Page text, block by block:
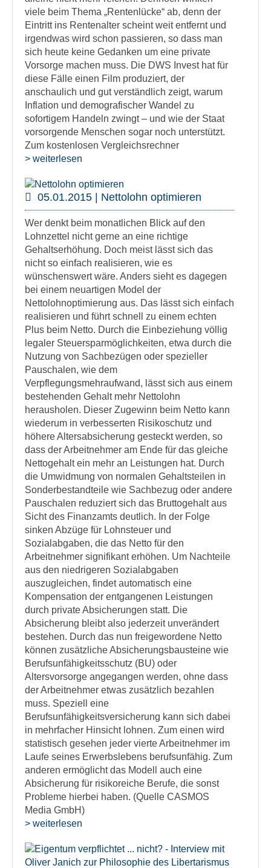
viele beim Thema „Rentenlücke“ ab, denn der
Eintritt ins Rentenalter scheint weit entfernt und
irgendwas wird schon passieren, so dass man
sich heute keine Gedanken um eine private
Vorsorge machen muss. Die DWS Invest hat für
diese Fälle einen Film produziert, der
anschaulich und gut verständlich zeigt, warum
Inflation und demografischer Wandel zu
sofortigem Handeln zwingt – und wie der Staat
vorsorgende Menschen sogar noch unterstützt.
Zum kostenlosen Vergleichsrechner
> weiterlesen
05.01.2015 | Nettolohn optimieren
Wer denkt beim monatlichen Blick auf den
Lohnzettel nicht gerne an eine richtige
Gehaltserhöhung. Doch meist lässt sich das
nicht so einfach realisieren, wie es
wünschenswert wäre. Anders sieht es dagegen
bei einem neuartigen Model der
Nettolohnoptimierung aus. Das lässt sich einfach
realisieren und führt schnell zu einem echten
Plus beim Netto. Durch die Einbeziehung völlig
legaler Steuersparmöglichkeiten, etwa durch die
Nutzung von Sachbezügen oder spezieller
Pauschalen, wie dem
Verpflegungsmehraufwand, lässt sich aus einem
bestehenden Gehalt mehr Nettolohn
herausholen. Dieser Zugewinn beim Netto kann
wiederum in verbesserten Risikoschutz und
höhere Altersabsicherung gesteckt werden, so
dass der Arbeitnehmer am Ende für das gleiche
Nettogehalt ein mehr an Leistungen hat. Durch
die Umwidmung von normalen Gehaltsteilen in
Sonderbestandteile wie Sachbezug oder andere
Pauschalen reduziert sich das Bruttogehalt aus
Sicht des Finanzamts deutlich. In der Folge
sinken Abzüge für Lohnsteuer und
Sozialabgaben, die das Netto für den
Arbeitnehmer signifikant erhöhen. Um Nachteile
aus den niedrigeren Sozialabgaben
auszugleichen, findet automatisch eine
Kompensation der entgangenen Leistungen
durch private Absicherungen statt. Die
Absicherung bleibt also jederzeit unverändert
bestehen. Durch das nun freigewordene Netto
können zusätzliche Absicherungsbausteine wie
Berufsunfähigkeitsschutz (BU) oder
Altersvorsorge angegangen werden, ohne dass
der Arbeitnehmer etwas zusätzlich bezahlen
muss. Speziell eine
Berufsunfähigkeitsversicherung kann sich dabei
in mehrfacher Hinsicht lohnen. Zum einen wird
statistisch gesehen jeder vierte Arbeitnehmer im
Laufe seines Erwerbslebens berufsunfähig. Zum
anderen ermöglicht das Modell auch eine
Absicherung für risikoreiche Berufe, die sonst
Probleme hierbei haben. (Quelle CASMOS
Media GmbH)
> weiterlesen